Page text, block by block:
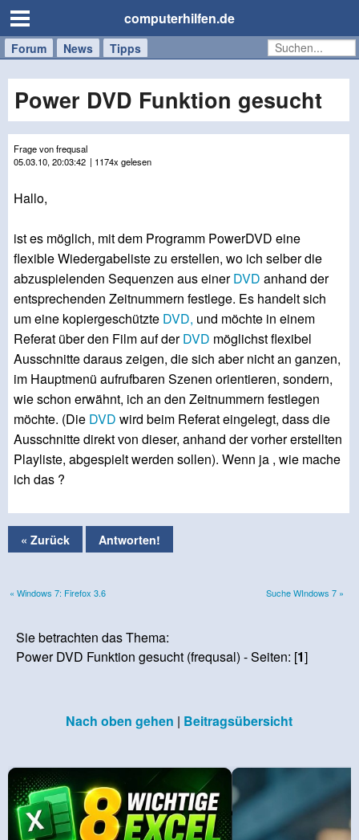
computerhilfen.de
Forum News Tipps
Handy
Tablet
Windows
Mac
Power DVD Funktion gesucht
Frage von frequsal
05.03.10, 20:03:42 | 1174x gelesen
Hallo,
ist es möglich, mit dem Programm PowerDVD eine
flexible Wiedergabeliste zu erstellen, wo ich selber die
abzuspielenden Sequenzen aus einerDVD anhand der
entsprechenden Zeitnummern festlege. Es handelt sich
um eine kopiergeschützte DVD, und möchte in einem
Referat über den Film auf derDVD möglichst flexibel
Ausschnitte daraus zeigen, die sich aber nicht an ganzen,
im Hauptmenü aufrufbaren Szenen orientieren, sondern,
wie schon erwähnt, ich an den Zeitnummern festlegen
möchte. (Die DVD wird beim Referat eingelegt, dass die
Ausschnitte direkt von dieser, anhand der vorher erstellten
Playliste, abgespielt werden sollen). Wenn ja , wie mache
ich das ?
« Zurück Antworten!
« Windows 7: Firefox 3.6 Suche WIndows 7 »
Sie betrachten das Thema:
Power DVD Funktion gesucht (frequsal) - Seiten: [1]
Nach oben gehen | Beitragsübersicht